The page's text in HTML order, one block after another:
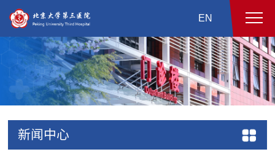
EN
新闻中心